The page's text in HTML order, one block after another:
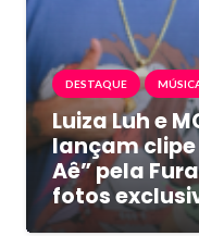
DESTAQUE
Luiza Luh e
lançam
Aê” pela
fotos